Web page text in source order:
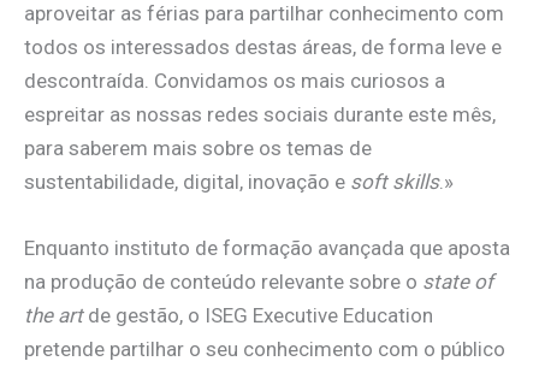
aproveitar as férias para partilhar conhecimento com
todos os interessados destas áreas, de forma leve e
descontraída. Convidamos os mais curiosos a
espreitar as nossas redes sociais durante este mês,
para saberem mais sobre os temas de
sustentabilidade, digital, inovação e soft skills.»
Enquanto instituto de formação avançada que aposta
na produção de conteúdo relevante sobre o state of
the artde gestão, o ISEG Executive Education
pretende partilhar o seu conhecimento com o público